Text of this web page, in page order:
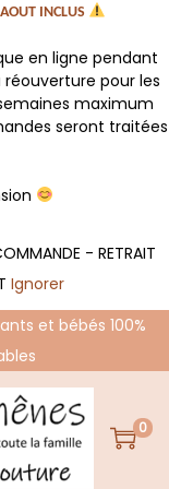
INCLUS
en ligne pendant
pour les
maximum
seront traitées
- RETRAIT
Ignorer
et bébés 100%
0